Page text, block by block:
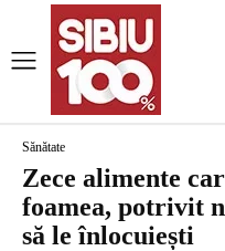
Sănătate
Zece alimente
foamea, potrivit
să le înlocuiești